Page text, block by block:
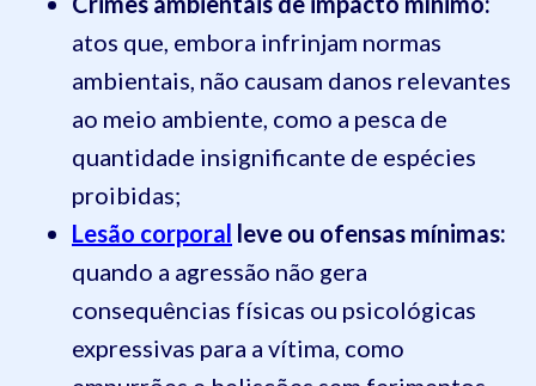
atos que, embora infrinjam normas
ambientais, não causam danos relevantes
ao meio ambiente, como a pesca de
quantidade insignificante de espécies
proibidas;
Lesão corporal leve ou ofensas mínimas:
quando a agressão não gera
consequências físicas ou psicológicas
expressivas para a vítima, como